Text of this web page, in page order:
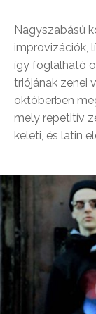
Nagyszabású
improvizációk,
így foglalható
triójának zenei
októberben
mely repetitív
keleti, és latin